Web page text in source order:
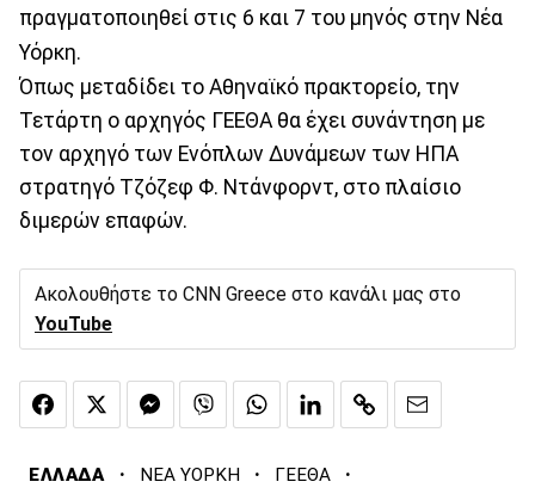
πραγματοποιηθεί στις 6 και 7 του μηνός στην Νέα
Υόρκη.
Όπως μεταδίδει το Αθηναϊκό πρακτορείο, την
Τετάρτη ο αρχηγός ΓΕΕΘΑ θα έχει συνάντηση με
τον αρχηγό των Ενόπλων Δυνάμεων των ΗΠΑ
στρατηγό Τζόζεφ Φ. Ντάνφορντ, στο πλαίσιο
διμερών επαφών.
Ακολουθήστε το CNN Greece στο κανάλι μας στο
YouTube
ΕΛΛΑΔΑ · ΝΕΑ ΥΟΡΚΗ · ΓΕΕΘΑ ·